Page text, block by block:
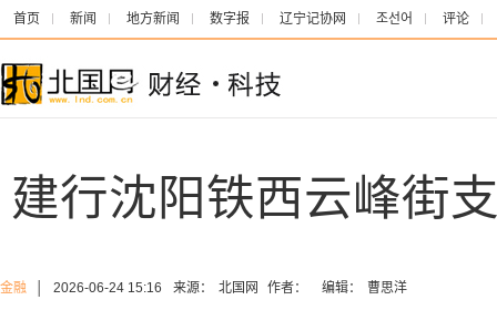
首页 新闻 地方新闻 数字报 辽宁记协网 조선어 评论
建行沈阳铁西云峰街
金融 2026-06-24 15:16 来源： 北国网 作者： 编辑： 曹思洋